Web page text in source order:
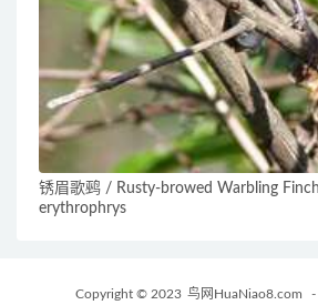
锈眉歌鹀 / Rusty-browed Warbling
erythrophrys
Copyright © 2023 鸟网HuaNiao8.com -